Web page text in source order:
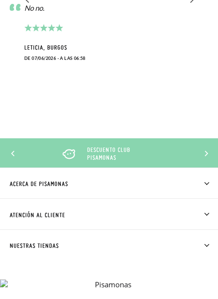
No no.
LETICIA, BURGOS
DE 07/06/2026 - A LAS 06:58
DESCUENTO CLUB
PISAMONAS
ACERCA DE PISAMONAS
CÓMO COMPRAR
AVISO LEGAL, PRIVACIDAD Y COOKIES
ATENCIÓN AL CLIENTE
NUESTRAS TIENDAS